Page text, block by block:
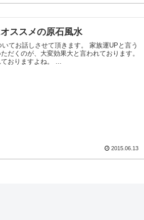
ススメの原石風水
てお話しさせて頂きます。 家族運UPと言う
だくのが、大変効果大と言われております。
おりますよね。 ...
2015.06.13